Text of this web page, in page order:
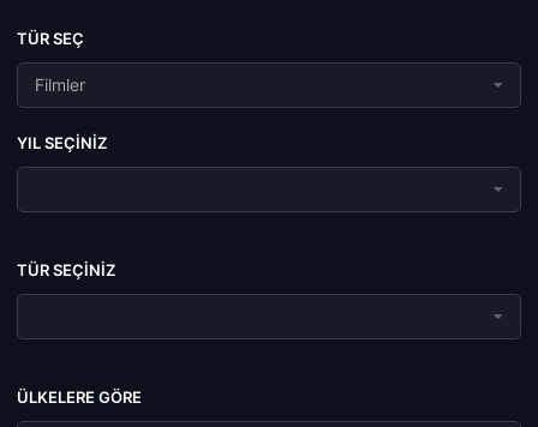
TÜR SEÇ
Filmler
YIL SEÇINIZ
TÜR SEÇINIZ
ÜLKELERE GÖRE